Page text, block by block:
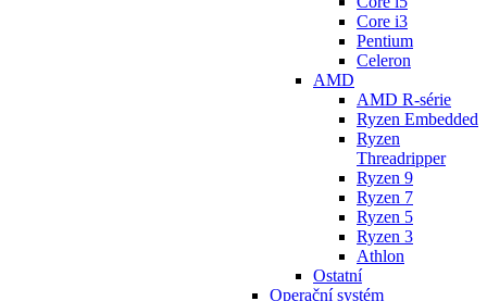
Core i3
Pentium
Celeron
AMD
AMD R-série
Ryzen Embedded
Ryzen
Threadripper
Ryzen 9
Ryzen 7
Ryzen 5
Ryzen 3
Athlon
Ostatní
Operační systém